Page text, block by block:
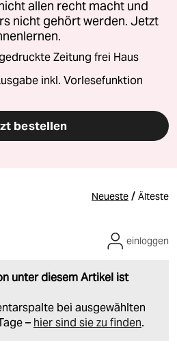
allen recht macht und
nicht gehört werden. Jetzt
Zeitung frei Haus
inkl. Vorlesefunktion
bestellen
Neueste / Älteste
unter diesem Artikel ist
bei ausgewählten
– hier sind sie zu finden.
einloggen